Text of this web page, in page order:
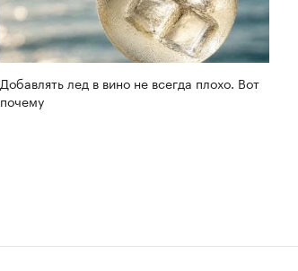
Добавлять лед в вино не всегда плохо. Вот
почему